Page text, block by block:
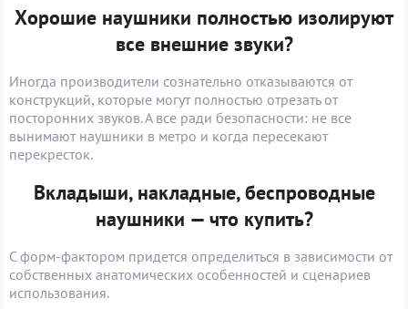
Хорошие наушники полностью изолируют
все внешние звуки?
Иногда производители сознательно отказываются от
конструкций, которые могут полностью отрезать от
посторонних звуков. А все ради безопасности: не все
вынимают наушники в метро и когда пересекают
перекресток.
Вкладыши, накладные, беспроводные
наушники — что купить?
С форм-фактором придется определиться в зависимости от
собственных анатомических особенностей и сценариев
использования.